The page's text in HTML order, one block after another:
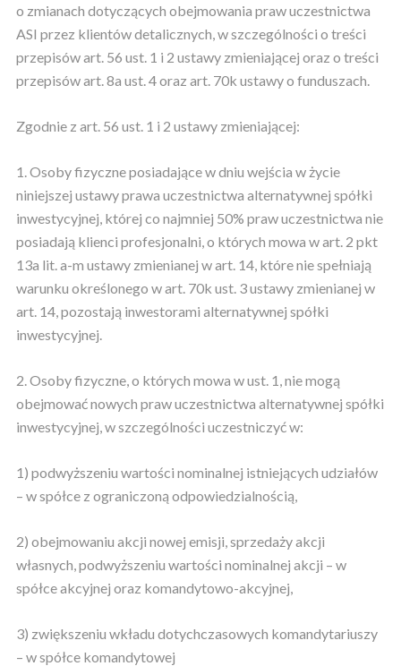
o zmianach dotyczących obejmowania praw uczestnictwa
ASI przez klientów detalicznych, w szczególności o treści
przepisów art. 56 ust. 1 i 2 ustawy zmieniającej oraz o treści
przepisów art. 8a ust. 4 oraz art. 70k ustawy o funduszach.
Zgodnie z art. 56 ust. 1 i 2 ustawy zmieniającej:
1. Osoby fizyczne posiadające w dniu wejścia w życie
niniejszej ustawy prawa uczestnictwa alternatywnej spółki
inwestycyjnej, której co najmniej 50% praw uczestnictwa nie
posiadają klienci profesjonalni, o których mowa w art. 2 pkt
13a lit. a-m ustawy zmienianej w art. 14, które nie spełniają
warunku określonego w art. 70k ust. 3 ustawy zmienianej w
art. 14, pozostają inwestorami alternatywnej spółki
inwestycyjnej.
2. Osoby fizyczne, o których mowa w ust. 1, nie mogą
obejmować nowych praw uczestnictwa alternatywnej spółki
inwestycyjnej, w szczególności uczestniczyć w:
1) podwyższeniu wartości nominalnej istniejących udziałów
– w spółce z ograniczoną odpowiedzialnością,
2) obejmowaniu akcji nowej emisji, sprzedaży akcji
własnych, podwyższeniu wartości nominalnej akcji – w
spółce akcyjnej oraz komandytowo-akcyjnej,
3) zwiększeniu wkładu dotychczasowych komandytariuszy
– w spółce komandytowej